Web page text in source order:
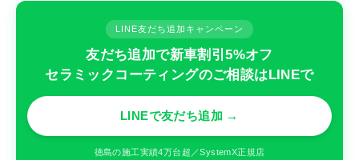
LINE友だち追加キャンペーン
友だち追加で新車割引5%オフ
セラミックコーティングのご相談はLINEで
LINEで友だち追加 →
徳島の施工実績4万台超／SystemX正規店